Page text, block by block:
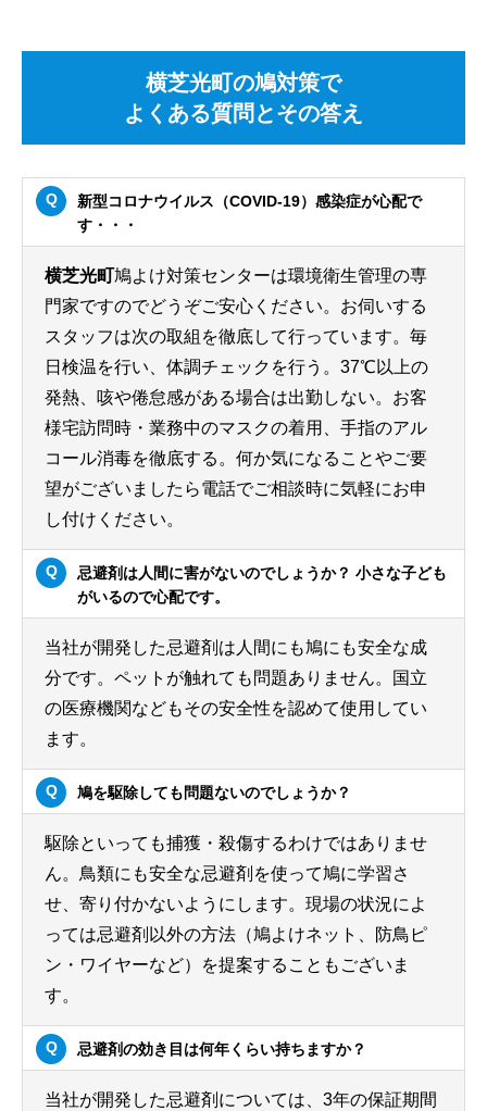
横芝光町の鳩対策で
よくある質問とその答え
新型コロナウイルス（COVID-19）感染症が心配で
す・・・
横芝光町鳩よけ対策センターは環境衛生管理の専
門家ですのでどうぞご安心ください。お伺いする
スタッフは次の取組を徹底して行っています。毎
日検温を行い、体調チェックを行う。37℃以上の
発熱、咳や倦怠感がある場合は出勤しない。お客
様宅訪問時・業務中のマスクの着用、手指のアル
コール消毒を徹底する。何か気になることやご要
望がございましたら電話でご相談時に気軽にお申
し付けください。
忌避剤は人間に害がないのでしょうか？ 小さな子ども
がいるので心配です。
当社が開発した忌避剤は人間にも鳩にも安全な成
分です。ペットが触れても問題ありません。国立
の医療機関などもその安全性を認めて使用してい
ます。
鳩を駆除しても問題ないのでしょうか？
駆除といっても捕獲・殺傷するわけではありませ
ん。鳥類にも安全な忌避剤を使って鳩に学習さ
せ、寄り付かないようにします。現場の状況によ
っては忌避剤以外の方法（鳩よけネット、防鳥ピ
ン・ワイヤーなど）を提案することもございま
す。
忌避剤の効き目は何年くらい持ちますか？
当社が開発した忌避剤については、3年の保証期間